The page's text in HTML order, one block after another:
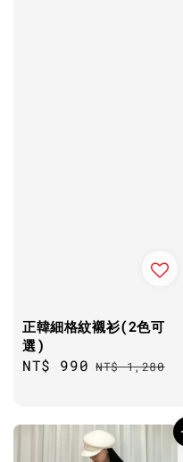
正韓細格紋襯衫(2色可
選)
Sale
NT$ 990 Regular
NT$ 1,280